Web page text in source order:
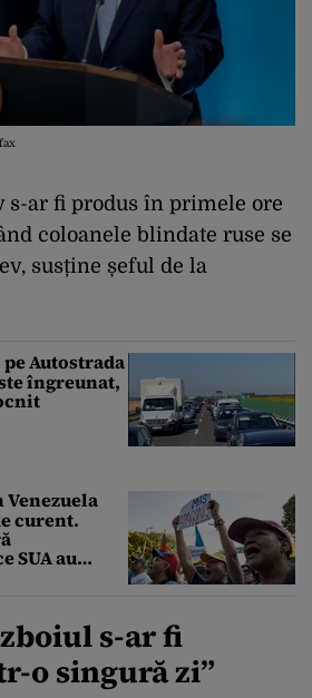
s-ar fi produs în primele ore
coloanele blindate ruse se
susține șeful de la
Autostrada
îngreunat,
Venezuela
curent.
SUA au
rețelei
s-ar fi
o singură zi”